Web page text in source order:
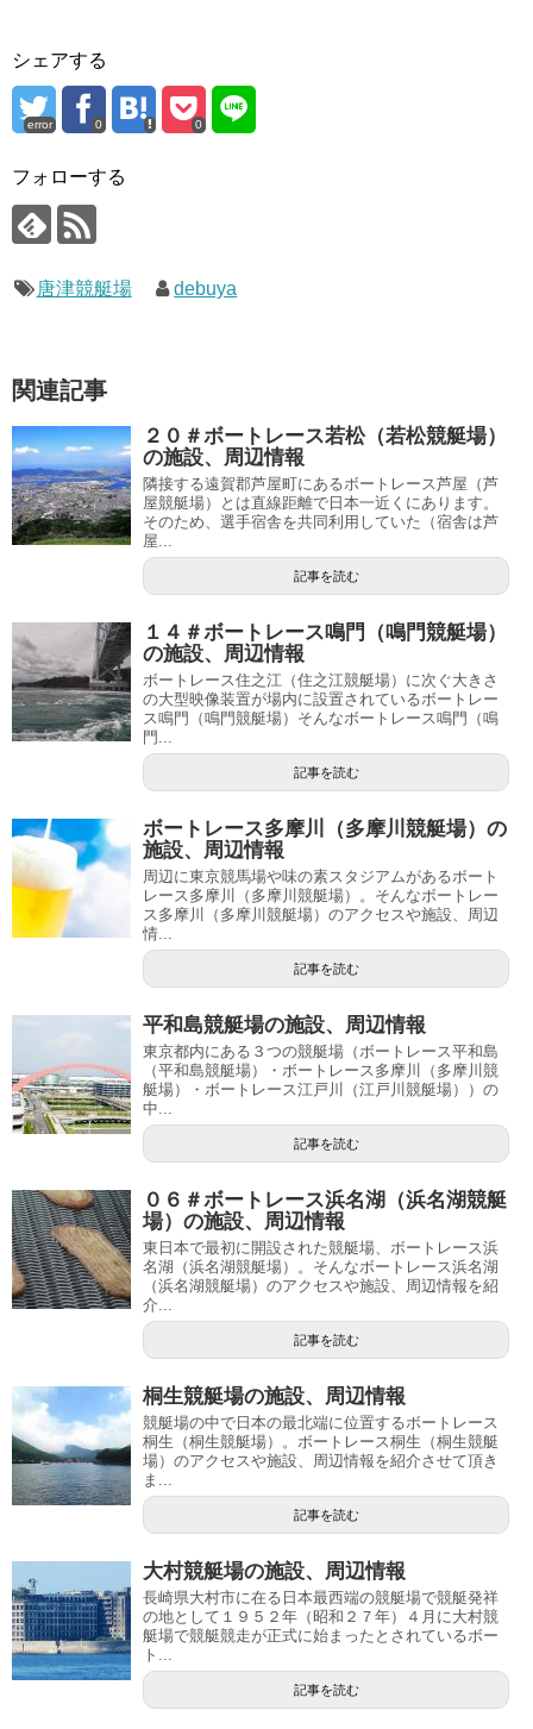
シェアする
error 0 0
フォローする
唐津競艇場 debuya
関連記事
２０＃ボートレース若松（若松競艇場）
の施設、周辺情報
隣接する遠賀郡芦屋町にあるボートレース芦屋（芦
屋競艇場）とは直線距離で日本一近くにあります。
そのため、選手宿舎を共同利用していた（宿舎は芦
屋...
記事を読む
１４＃ボートレース鳴門（鳴門競艇場）
の施設、周辺情報
ボートレース住之江（住之江競艇場）に次ぐ大きさ
の大型映像装置が場内に設置されているボートレー
ス鳴門（鳴門競艇場）そんなボートレース鳴門（鳴
門...
記事を読む
ボートレース多摩川（多摩川競艇場）の
施設、周辺情報
周辺に東京競馬場や味の素スタジアムがあるボート
レース多摩川（多摩川競艇場）。そんなボートレー
ス多摩川（多摩川競艇場）のアクセスや施設、周辺
情...
記事を読む
平和島競艇場の施設、周辺情報
東京都内にある３つの競艇場（ボートレース平和島
（平和島競艇場）・ボートレース多摩川（多摩川競
艇場）・ボートレース江戸川（江戸川競艇場））の
中...
記事を読む
０６＃ボートレース浜名湖（浜名湖競艇
場）の施設、周辺情報
東日本で最初に開設された競艇場、ボートレース浜
名湖（浜名湖競艇場）。そんなボートレース浜名湖
（浜名湖競艇場）のアクセスや施設、周辺情報を紹
介...
記事を読む
桐生競艇場の施設、周辺情報
競艇場の中で日本の最北端に位置するボートレース
桐生（桐生競艇場）。ボートレース桐生（桐生競艇
場）のアクセスや施設、周辺情報を紹介させて頂き
ま...
記事を読む
大村競艇場の施設、周辺情報
長崎県大村市に在る日本最西端の競艇場で競艇発祥
の地として１９５２年（昭和２７年）４月に大村競
艇場で競艇競走が正式に始まったとされているボー
ト...
記事を読む